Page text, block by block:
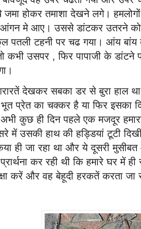
जमा होकर तमाशा देखने लगे।
मे आए। उससे डांटकर उतरने
पतली टहनी पर चढ गया। आंय
कभी उसपर , फिर पापाजी के डांटने
देखकर सबका डर से बुरा हाल था
भूत प्रेत का चक्‍कर है या फिर इसका
कुछ ही दिन पहले एक मजदूर
में उसकी हाथ की हड्डियां टूटी
ही जा रहा था और ये दूसरी
कर रही थी कि हमारे घर में
करें और वह बेहूदी हरकतें करता जा